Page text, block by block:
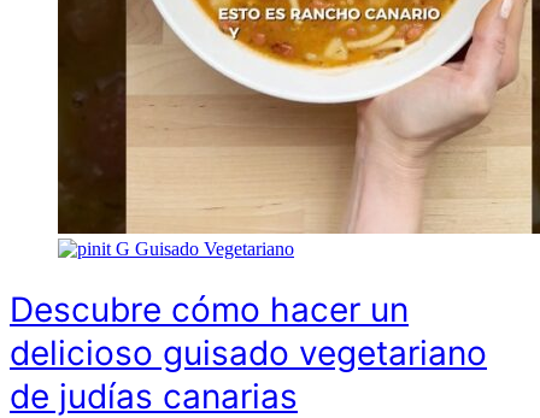
G Guisado Vegetariano
Descubre cómo hacer un
delicioso guisado vegetariano
de judías canarias